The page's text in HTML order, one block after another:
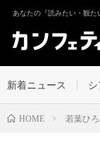
あなたの『読みたい・観た
新着ニュース
HOME 若葉ひ